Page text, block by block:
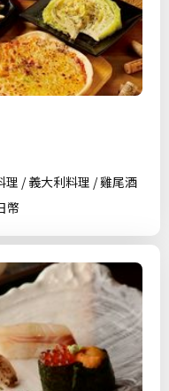
理 / 義大利料理 / 雞尾酒
幣